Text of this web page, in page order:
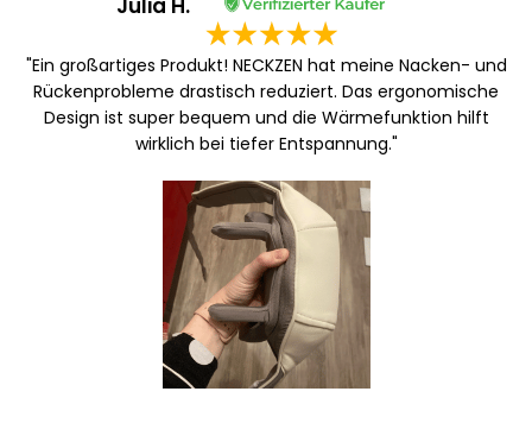
Julia H.
"Ein großartiges Produkt! NECKZEN hat meine Nacken- und
Rückenprobleme drastisch reduziert. Das ergonomische
Design ist super bequem und die Wärmefunktion hilft
wirklich bei tiefer Entspannung."